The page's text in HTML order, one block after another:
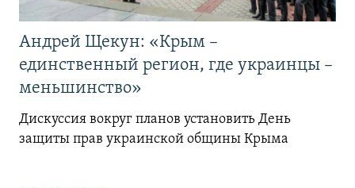
Андрей Щекун: «Крым –
единственный регион, где украинцы –
меньшинство»
Дискуссия вокруг планов установить День
защиты прав украинской общины Крыма